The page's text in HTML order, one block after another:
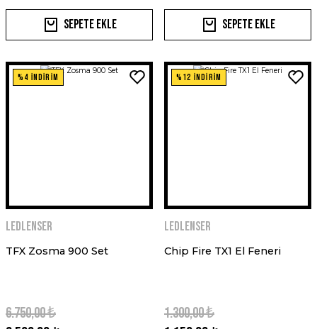
Sepete Ekle Sepete Ekle
%4 İNDİRİM
Ledlenser
TFX Zosma 900 Set
6.750,00 ₺
%12 İNDİRİM
Ledlenser
Chip Fire TX1 El Feneri
1.300,00 ₺